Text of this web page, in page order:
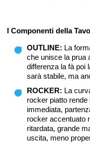
I Componenti della
OUTLINE: La
che unisce la prua
differenza la fà poi
sarà stabile, ma
ROCKER: La
rocker piatto
immediata,
rocker accentuato
ritardata, grande
uscita, meno